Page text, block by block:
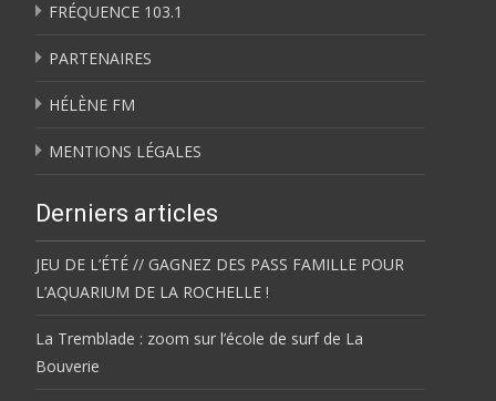
FRÉQUENCE 103.1
PARTENAIRES
HÉLÈNE FM
MENTIONS LÉGALES
Derniers articles
JEU DE L’ÉTÉ // GAGNEZ DES PASS FAMILLE POUR
L’AQUARIUM DE LA ROCHELLE !
La Tremblade : zoom sur l’école de surf de La
Bouverie